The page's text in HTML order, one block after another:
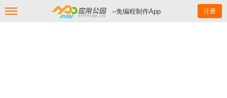
--免编程制作App 注册